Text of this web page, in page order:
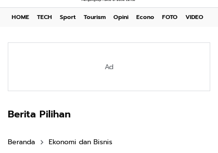
HOME TECH Sport Tourism Opini Econo FOTO VIDEO
Ad
Berita Pilihan
Beranda Ekonomi dan Bisnis